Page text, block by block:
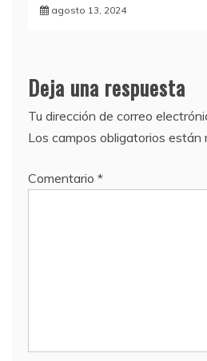
agosto 13, 2024
Deja una respuesta
Tu dirección de correo
Los campos obligatorios están
Comentario *